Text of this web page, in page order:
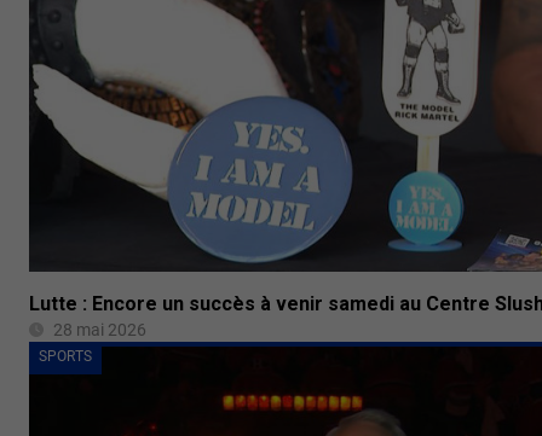
Lutte : Encore un succès à venir samedi au Centre
28 mai 2026
SPORTS